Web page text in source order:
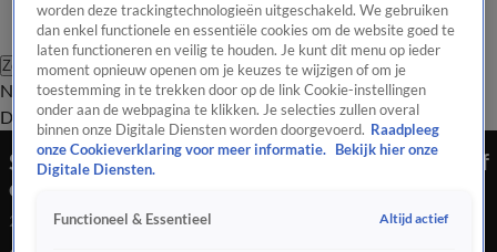
Zoeken
Nieuws van de DagOpinie van de
Dag
Video'sUitzendingen PodcastPanelContact
Sunita Biharie: ‘Het COA belde zelf vier hotels af
om een deal te sluiten’
2 juni 2026, 18:45
worden deze trackingtechnologieën uitgeschakeld. We gebruiken
dan enkel functionele en essentiële cookies om de website goed te
laten functioneren en veilig te houden. Je kunt dit menu op ieder
moment opnieuw openen om je keuzes te wijzigen of om je
toestemming in te trekken door op de link Cookie-instellingen
onder aan de webpagina te klikken. Je selecties zullen overal
binnen onze Digitale Diensten worden doorgevoerd. Raadpleeg
onze Cookieverklaring voor meer informatie.
Bekijk hier onze
Digitale Diensten.
Functioneel & Essentieel Altijd actief